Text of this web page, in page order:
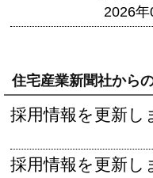
2026
住宅産業新聞社から
採用情報を更新し
採用情報を更新し